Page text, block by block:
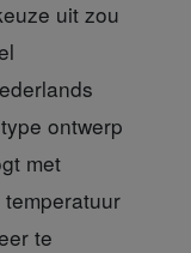
uit zou
ontwerp
met
te